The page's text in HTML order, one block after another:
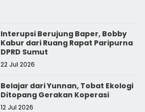
Interupsi Berujung Baper, Bobby
Kabur dari Ruang Rapat Paripurna
DPRD Sumut
22 Jul 2026
Belajar dari Yunnan, Tobat Ekologi
Ditopang Gerakan Koperasi
12 Jul 2026